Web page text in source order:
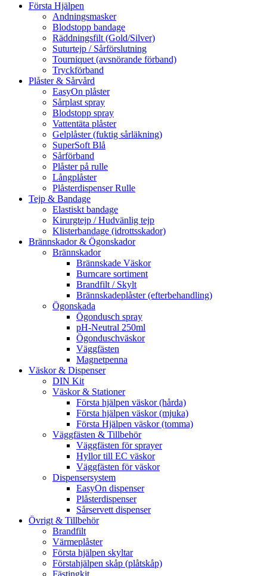
Första Hjälpen
Andningsmasker
Blodstopp bandage
Räddningsfilt (Gold/Silver)
Suturtejp / Sårförslutning
Tourniquet (avsnörande förband)
Tryckförband
Plåster & Sårvård
EasyOn plåster
Sårplast spray
Blodstopp spray
Vattentäta plåster
Gelplåster (fuktig sårläkning)
SuperSoft Blå
Sårförband
Plåster på rulle
Långplåster
Plåsterdispenser Rulle
Tejp & Bandage
Elastiskt bandage
Kirurgtejp / Hudvänlig tejp
Klisterbandage (idrottsskador)
Brännskador & Ögonskador
Brännskador
Brännskade Väskor
Burncare sortiment
Brandfilt / Skylt
Brännskadeplåster (efterbehandling)
Ögonskada
Ögondusch spray
pH-Neutral 250ml
Ögonduschväskor
Väggfästen
Magnetpenna
Väskor & Dispenser
DIN Kit
Väskor & Stationer
Första hjälpen väskor (hårda)
Första hjälpen väskor (mjuka)
Första Hjälpen väskor (tomma)
Väggfästen & Tillbehör
Väggfästen för sprayer
Hyllor till EC väskor
Väggfästen för väskor
Dispensersystem
EasyOn dispenser
Plåsterdispenser
Sårservett dispenser
Övrigt & Tillbehör
Brandfilt
Värmeplåster
Första hjälpen skyltar
Förstahjälpen skåp (plåtskåp)
Fästingkit